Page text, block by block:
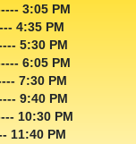
3:05 PM
4:35 PM
5:30 PM
6:05 PM
7:30 PM
9:40 PM
10:30 PM
11:40 PM